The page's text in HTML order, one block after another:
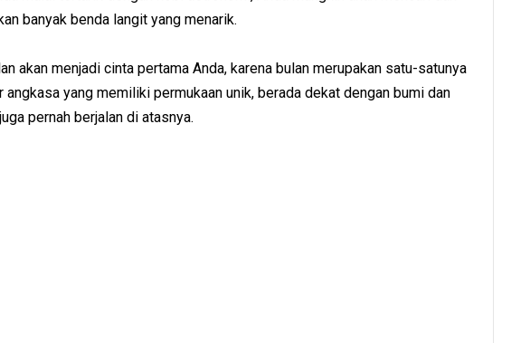
banyak benda langit yang menarik.
akan menjadi cinta pertama Anda, karena bulan merupakan satu-satunya
angkasa yang memiliki permukaan unik, berada dekat dengan bumi dan
pernah berjalan di atasnya.